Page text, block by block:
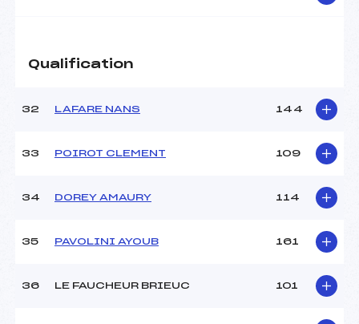
Qualification
32 LAFARE NANS 144
33 POIROT CLEMENT 109
34 DOREY AMAURY 114
35 PAVOLINI AYOUB 161
36 LE FAUCHEUR BRIEUC 101